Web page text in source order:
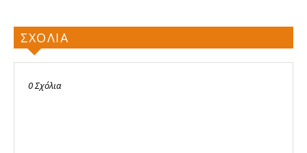
ΣΧΟΛΙΑ
0 Σχόλια